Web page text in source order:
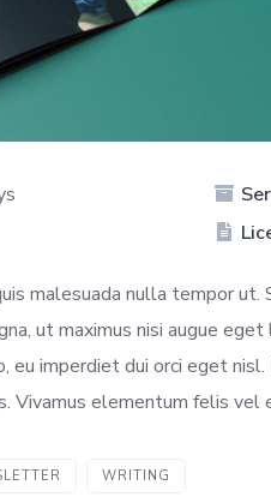
malesuada nulla tempor
ut maximus nisi augue
eu imperdiet dui orci eget
Vivamus elementum felis vel
WRITING